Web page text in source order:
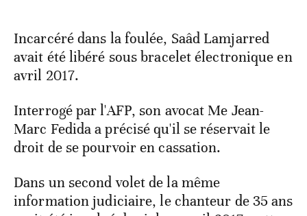
Incarcéré dans la foulée, Saâd Lamjarred
avait été libéré sous bracelet électronique en
avril 2017.
Interrogé par l'AFP, son avocat Me Jean-
Marc Fedida a précisé qu'il se réservait le
droit de se pourvoir en cassation.
Dans un second volet de la même
information judiciaire, le chanteur de 35 ans